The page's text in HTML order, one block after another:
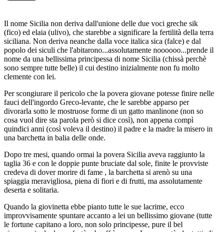
Il nome Sicilia non deriva dall'unione delle due voci greche sik
(fico) ed elaia (ulivo), che starebbe a significare la fertilità della terra
siciliana. Non deriva neanche dalla voce italica sica (falce) e dal
popolo dei siculi che l'abitarono...assolutamente noooooo...prende il
nome da una bellissima principessa di nome Sicilia (chissà perchè
sono sempre tutte belle) il cui destino inizialmente non fu molto
clemente con lei.
Per scongiurare il pericolo che la povera giovane potesse finire nelle
fauci dell'ingordo Greco-levante, che le sarebbe apparso per
divorarla sotto le mostruose forme di un gatto manlinone (non so
cosa vuol dire sta parola però si dice così), non appena compì
quindici anni (così voleva il destino) il padre e la madre la misero in
una barchetta in balia delle onde.
Dopo tre mesi, quando ormai la povera Sicilia aveva raggiunto la
taglia 36 e con le doppie punte bruciate dal sole, finite le provviste
credeva di dover morire di fame , la barchetta si arenò su una
spiaggia meravigliosa, piena di fiori e di frutti, ma assolutamente
deserta e solitaria.
Quando la giovinetta ebbe pianto tutte le sue lacrime, ecco
improvvisamente spuntare accanto a lei un bellissimo giovane (tutte
le fortune capitano a loro, non solo principesse, pure il bel